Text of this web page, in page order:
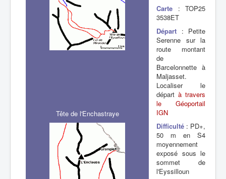
Tête de l'Enchastraye
Carte : TOP25
3538ET
Départ : Petite
Serenne sur la
route montant
de
Barcelonnette à
Maljasset.
Localiser le
départ à travers
le Géoportail
IGN
Difficulté : PD+,
50 m en S4
moyennement
exposé sous le
sommet de
l'Eyssilloun